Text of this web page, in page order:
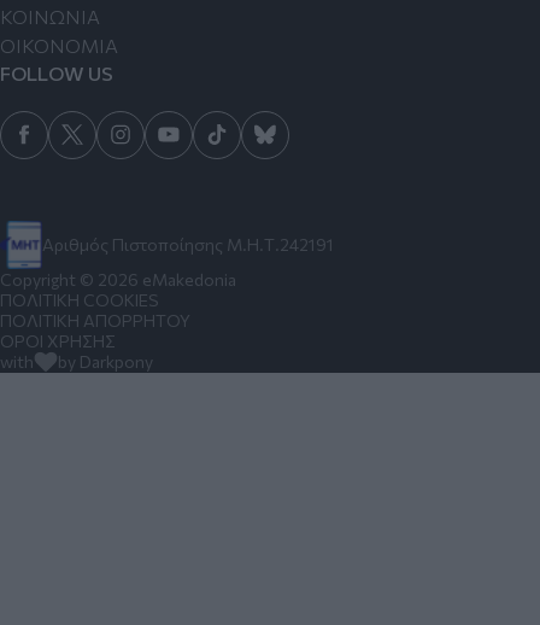
Αριθμός Πιστοποίησης Μ.Η.Τ.242191
ΚΟΙΝΩΝΙΑ
ΟΙΚΟΝΟΜΙΑ
FOLLOW US
Copyright © 2026 eMakedonia
ΠΟΛΙΤΙΚΗ COOKIES
ΠΟΛΙΤΙΚΗ ΑΠΟΡΡΗΤΟΥ
ΟΡΟΙ ΧΡΗΣΗΣ
with
by Darkpony